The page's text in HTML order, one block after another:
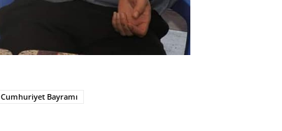
Cumhuriyet Bayramı